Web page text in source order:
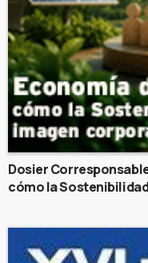
Dosier
cómo la